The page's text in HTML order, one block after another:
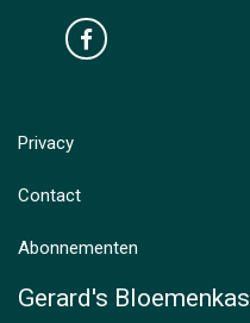
Privacy
Contact
Abonnementen
Gerard's Bloemenkas